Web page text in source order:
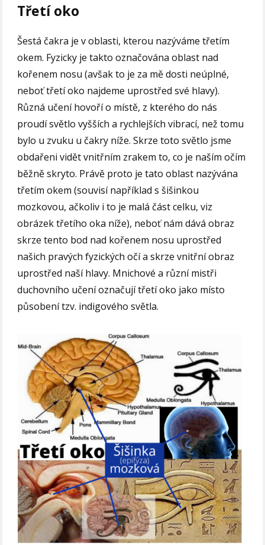
Třetí oko
Šestá čakra je v oblasti, kterou nazýváme třetím
okem. Fyzicky je takto označována oblast nad
kořenem nosu (avšak to je za mě dosti neúplné,
neboť třetí oko najdeme uprostřed své hlavy).
Různá učení hovoří o místě, z kterého do nás
proudí světlo vyšších a rychlejších vibrací, než tomu
bylo u zvuku u čakry níže. Skrze toto světlo jsme
obdařeni vidět vnitřním zrakem to, co je naším očím
běžně skryto. Právě proto je tato oblast nazývána
třetím okem (souvisí například s šišinkou
mozkovou, ačkoliv i to je malá část celku, viz
obrázek třetího oka níže), neboť nám dává obraz
skrze tento bod nad kořenem nosu uprostřed
našich pravých fyzických očí a skrze vnitřní obraz
uprostřed naší hlavy. Mnichové a různí mistři
duchovního učení označují třetí oko jako místo
působení tzv. indigového světla.